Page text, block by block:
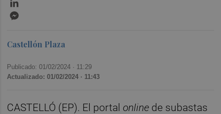
Castellón Plaza
Publicado: 01/02/2024 · 11:29
Actualizado: 01/02/2024 · 11:43
CASTELLÓ (EP). El portalonline de subastas